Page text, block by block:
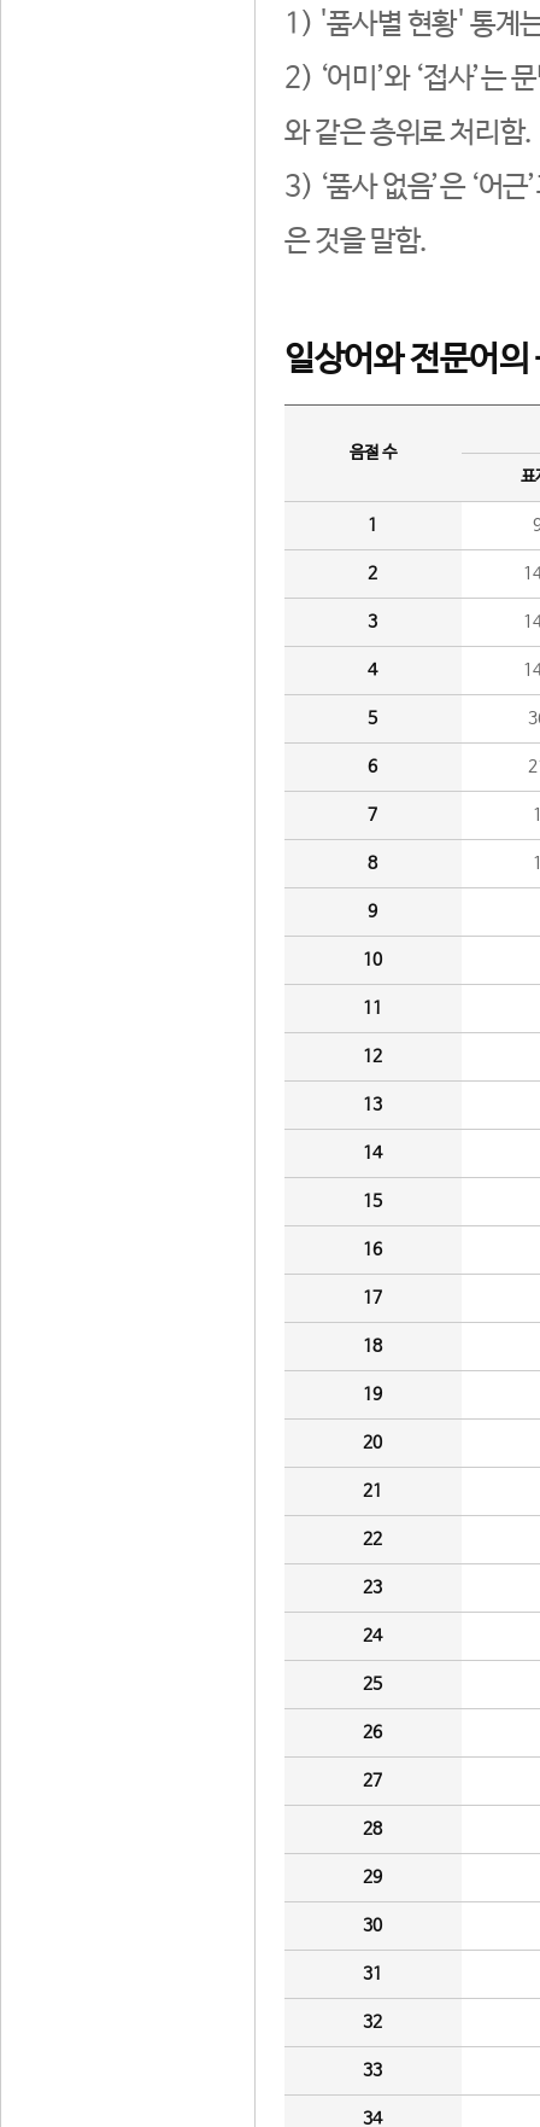
1) '품사별 현황' 통계
2) ‘어미’와 ‘접사’는
와 같은 층위로 처리함.
3) ‘품사 없음’은 ‘어
은 것을 말함.
일상어와 전문어의
음절 수
표
1
2
3
4
5
6
7
8
9
10
11
12
13
14
15
16
17
18
19
20
21
22
23
24
25
26
27
28
29
30
31
32
33
34